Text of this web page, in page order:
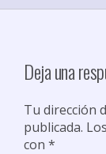
Deja una
Tu dirección
publicada.
con *